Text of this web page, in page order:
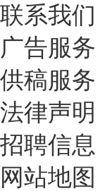
联系我们
广告服务
供稿服务
法律声明
招聘信息
网站地图